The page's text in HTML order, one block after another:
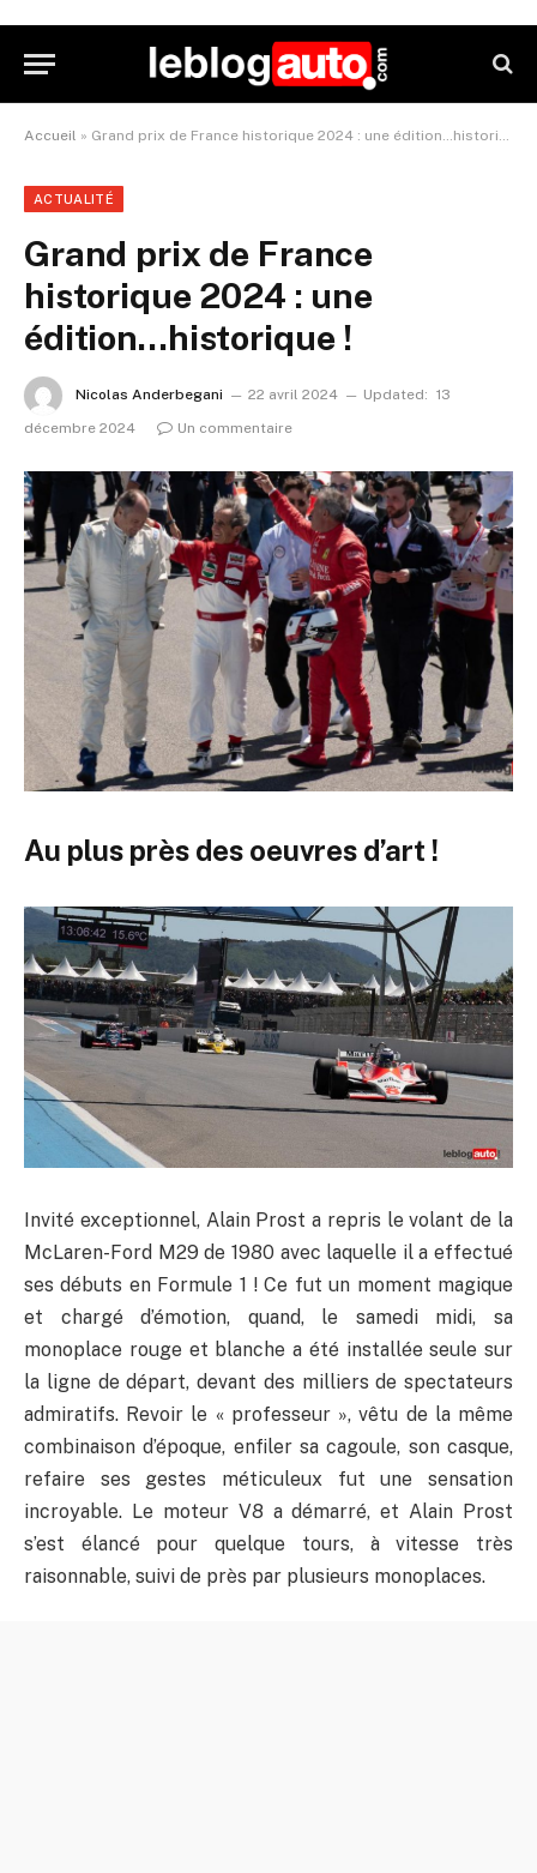
Accueil » Grand prix de France historique 2024 : une édition…historique !
ACTUALITÉ
Grand prix de France
historique 2024 : une
édition…historique !
Nicolas Anderbegani 22 avril 2024 Updated: 13
décembre 2024
Un commentaire
Au plus près des oeuvres d’art !
Invité exceptionnel, Alain Prost a repris le volant de la
McLaren-Ford M29 de 1980 avec laquelle il a effectué
ses débuts en Formule 1 ! Ce fut un moment magique
et chargé d’émotion, quand, le samedi midi, sa
monoplace rouge et blanche a été installée seule sur
la ligne de départ, devant des milliers de spectateurs
admiratifs. Revoir le « professeur », vêtu de la même
combinaison d’époque, enfiler sa cagoule, son casque,
refaire ses gestes méticuleux fut une sensation
incroyable. Le moteur V8 a démarré, et Alain Prost
s’est élancé pour quelque tours, à vitesse très
raisonnable, suivi de près par plusieurs monoplaces.